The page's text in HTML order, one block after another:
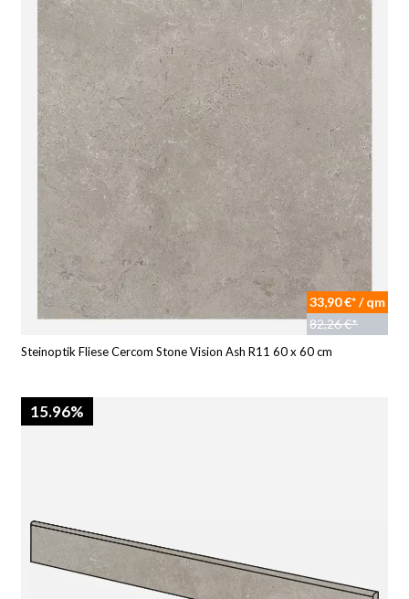
33,90 €* / qm
82,26 €*
Steinoptik Fliese Cercom Stone Vision Ash R11 60 x 60 cm
15.96%